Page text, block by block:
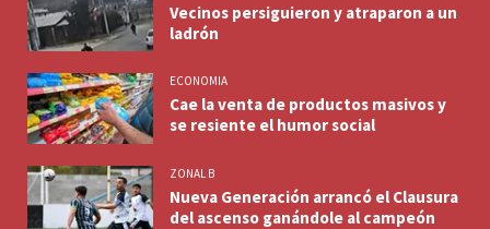
Vecinos persiguieron y atraparon a un
ladrón
ECONOMIA
Cae la venta de productos masivos y
se resiente el humor social
ZONAL B
Nueva Generación arrancó el Clausura
del ascenso ganándole al campeón